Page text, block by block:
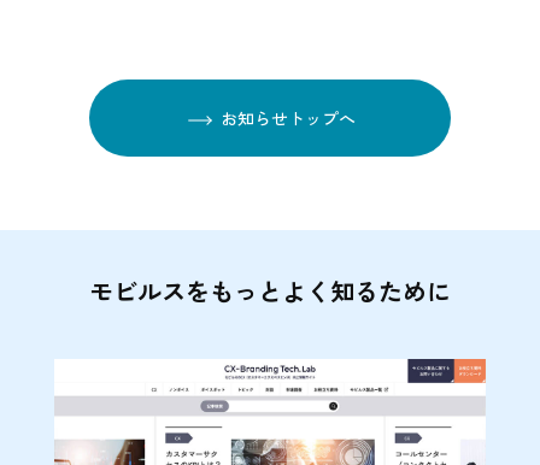
お知らせトップへ
モビルスをもっとよく知るために